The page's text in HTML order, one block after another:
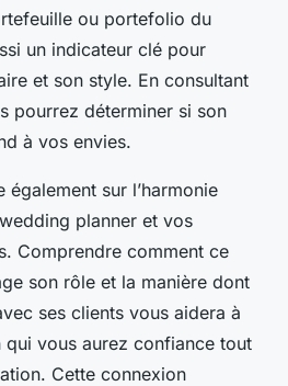
ou portefolio du
un indicateur clé pour
et son style. En consultant
pourrez déterminer si son
à vos envies.
sur l’harmonie
planner et vos
Comprendre comment ce
son rôle et la manière dont
ses clients vous aidera à
qui vous aurez confiance tout
Cette connexion